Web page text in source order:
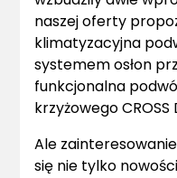
naszej oferty
klimatyzacyjna
systemem osłon
funkcjonalna
krzyżowego CROSS
Ale
się nie tylko